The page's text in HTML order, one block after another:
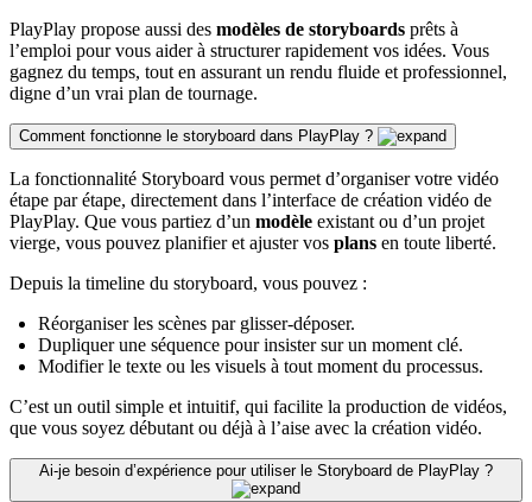
PlayPlay propose aussi des modèles de storyboards prêts à
l’emploi pour vous aider à structurer rapidement vos idées. Vous
gagnez du temps, tout en assurant un rendu fluide et professionnel,
digne d’un vrai plan de tournage.
Comment fonctionne le storyboard dans PlayPlay ?
La fonctionnalité Storyboard vous permet d’organiser votre vidéo
étape par étape, directement dans l’interface de création vidéo de
PlayPlay. Que vous partiez d’un modèle existant ou d’un projet
vierge, vous pouvez planifier et ajuster vos plans en toute liberté.
Depuis la timeline du storyboard, vous pouvez :
Réorganiser les scènes par glisser-déposer.
Dupliquer une séquence pour insister sur un moment clé.
Modifier le texte ou les visuels à tout moment du processus.
C’est un outil simple et intuitif, qui facilite la production de vidéos,
que vous soyez débutant ou déjà à l’aise avec la création vidéo.
Ai-je besoin d’expérience pour utiliser le Storyboard de PlayPlay ?